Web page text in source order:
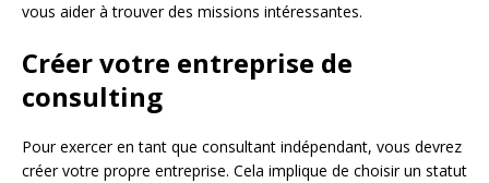
vous aider à trouver des missions intéressantes.
Créer votre entreprise de
consulting
Pour exercer en tant que consultant indépendant, vous devrez
créer votre propre entreprise. Cela implique de choisir un statut